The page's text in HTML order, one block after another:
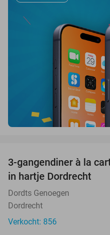
3-gangendiner à la
in hartje Dordrecht
Dordts Genoegen
Dordrecht
Verkocht: 856